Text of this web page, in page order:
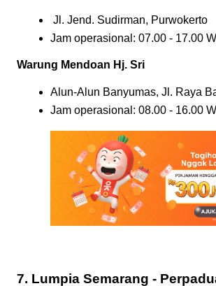
Jl. Jend. Sudirman, Purwokerto
Jam operasional: 07.00 - 17.00
Warung Mendoan Hj. Sri
Alun-Alun Banyumas, Jl. Raya
Jam operasional: 08.00 - 16.00
7. Lumpia Semarang -